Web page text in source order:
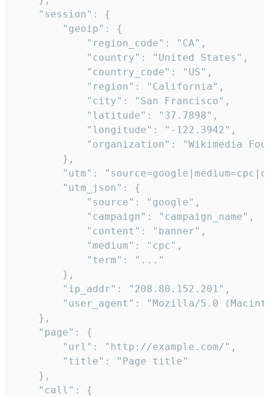
    "session": {
        "geoip": {
            "region_code": "CA",
            "country": "United States",
            "country_code": "US",
            "region": "California",
            "city": "San Francisco",
            "latitude": "37.7898",
            "longitude": "-122.3942",
"organization": "Wikimedia
        },
"utm":
        "utm_json": {
            "source": "google",
            "campaign": "campaign_name",
            "content": "banner",
            "medium": "cpc",
            "term": "..."
        },
        "ip_addr": "208.80.152.201",
"user_agent": "Mozilla/5.0
    },
    "page": {
        "url": "http://example.com/",
        "title": "Page title"
    },
    "call": {